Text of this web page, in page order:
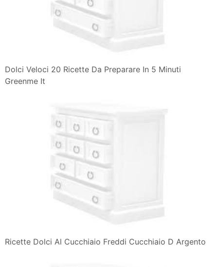
Dolci Veloci 20 Ricette Da Preparare In 5 Minuti
Greenme It
Ricette Dolci Al Cucchiaio Freddi Cucchiaio D Argento